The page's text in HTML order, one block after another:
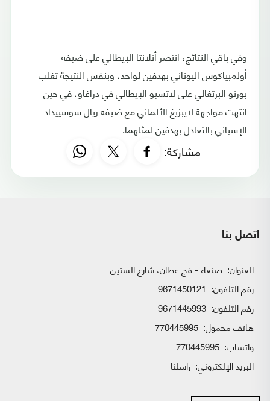
وفي باقي النتائج، انتصر أتلانتا الإيطالي على ضيفه
أولمبياكوس اليوناني بهدفين لواحد، وبنفس النتيجة تغلب
بورتو البرتغالي على لاتسيو الإيطالي في دراغاو، في حين
انتهت مواجهة لايبزيغ الألماني مع ضيفه ريال سوسييداد
الإسباني بالتعادل بهدفين لمثلهما. ​​​​​​​
مشاركة:
اتصل بنا
العنوان: صنعاء - فج عطان، شارع الستين
رقم التلفون: 9671450121
رقم التلفون: 9671445993
هاتف محمول: 770445995
واتساب:
البريد الإلكتروني: راسلنا